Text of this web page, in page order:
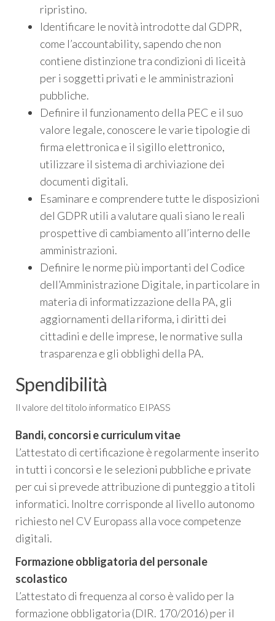
ripristino.
Identificare le novità introdotte dal GDPR,
come l’accountability, sapendo che non
contiene distinzione tra condizioni di liceità
per i soggetti privati e le amministrazioni
pubbliche.
Definire il funzionamento della PEC e il suo
valore legale, conoscere le varie tipologie di
firma elettronica e il sigillo elettronico,
utilizzare il sistema di archiviazione dei
documenti digitali.
Esaminare e comprendere tutte le disposizioni
del GDPR utili a valutare quali siano le reali
prospettive di cambiamento all’interno delle
amministrazioni.
Definire le norme più importanti del Codice
dell’Amministrazione Digitale, in particolare in
materia di informatizzazione della PA, gli
aggiornamenti della riforma, i diritti dei
cittadini e delle imprese, le normative sulla
trasparenza e gli obblighi della PA.
Spendibilità
Il valore del titolo informatico EIPASS
Bandi, concorsi e curriculum vitae
L’attestato di certificazione è regolarmente inserito
in tutti i concorsi e le selezioni pubbliche e private
per cui si prevede attribuzione di punteggio a titoli
informatici. Inoltre corrisponde al livello autonomo
richiesto nel CV Europass alla voce competenze
digitali.
Formazione obbligatoria del personale
scolastico
L’attestato di frequenza al corso è valido per la
formazione obbligatoria (DIR. 170/2016) per il